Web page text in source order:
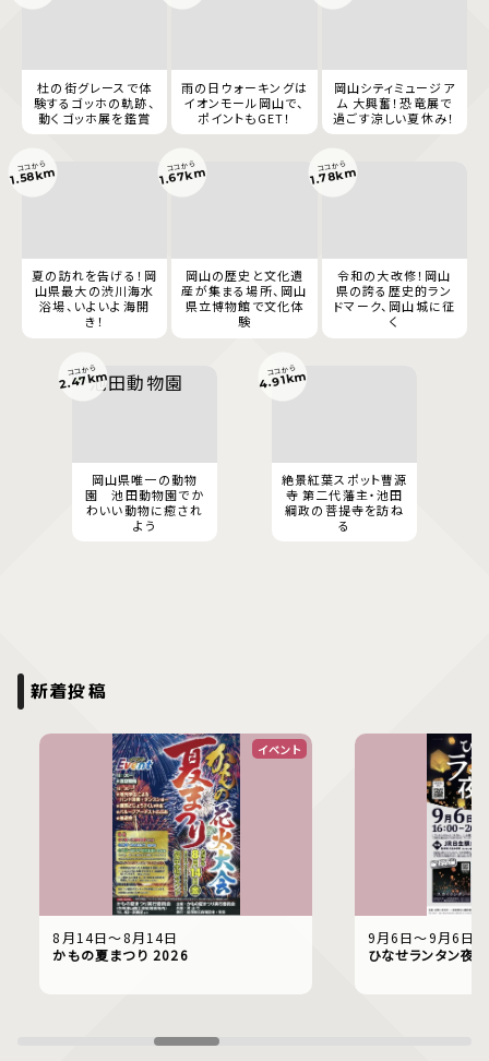
杜の街グレースで体
験するゴッホの軌跡、
動くゴッホ展を鑑賞
雨の日ウォーキングは
イオンモール岡山で、
ポイントもGET！
岡山シティミュージア
ム 大興奮！恐竜展で
過ごす涼しい夏休み！
夏の訪れを告げる！岡
山県最大の渋川海水
浴場、いよいよ海開
き！
ココから
1.58km
岡山の歴史と文化遺
産が集まる場所、岡山
県立博物館で文化体
験
ココから
1.67km
令和の大改修！岡山
県の誇る歴史的ラン
ドマーク、岡山城に征
く
ココから
1.78km
岡山県唯一の動物
園 池田動物園でか
わいい動物に癒され
よう
ココから
2.47km
絶景紅葉スポット曹源
寺 第二代藩主・池田
綱政の菩提寺を訪ね
る
ココから
4.91km
新着投稿
イベント
8月14日〜8月14日
かもの夏まつり 2026
9月6日〜9月6日
ひなせランタン夜